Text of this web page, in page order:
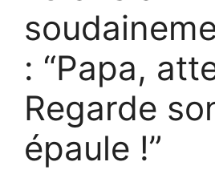
: “Papa,
Regarde
épaule !”